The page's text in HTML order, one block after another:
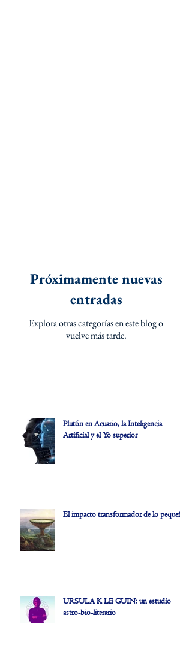
Próximamente nuevas
entradas
Explora otras categorías en este blog o
vuelve más tarde.
Plutón en Acuario, la Inteligencia
Artificial y el Yo superior
El impacto transformador de lo pequeño
URSULA K LE GUIN: un estudio
astro-bio-literario